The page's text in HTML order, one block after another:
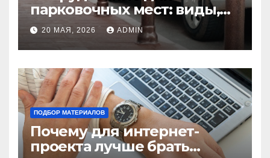
парковочных мест: виды,
функции и нормы
установки
20 МАЯ, 2026 ADMIN
ПОДБОР МАТЕРИАЛОВ
Почему для интернет-
проекта лучше брать